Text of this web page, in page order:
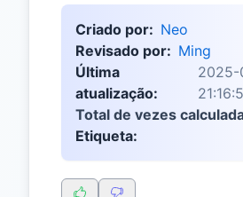
Criado por: Neo
Revisado por: Ming
Última
atualização:
2025-
Total de vezes
Etiqueta: